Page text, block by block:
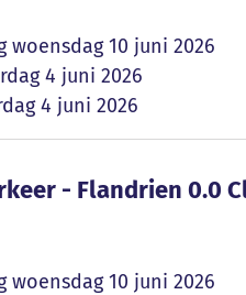
woensdag 10 juni 2026
4 juni 2026
4 juni 2026
- Flandrien 0.0
- Flandrien 0.0
woensdag 10 juni 2026